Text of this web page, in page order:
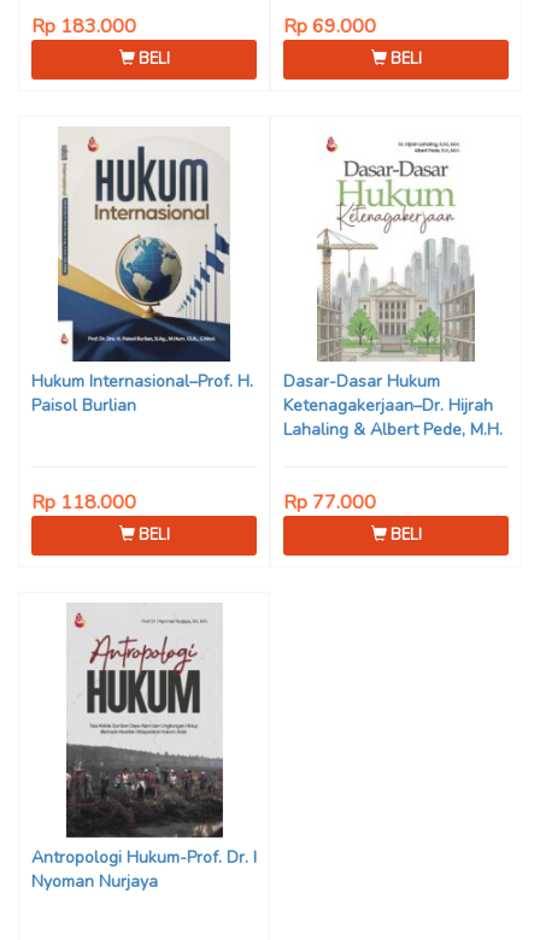
Rp 183.000
BELI
Rp 69.000
BELI
Hukum Internasional–Prof. H.
Paisol Burlian
Rp 118.000
BELI
Dasar-Dasar Hukum
Ketenagakerjaan–Dr. Hijrah
Lahaling & Albert Pede, M.H.
Rp 77.000
BELI
Antropologi Hukum-Prof. Dr. I
Nyoman Nurjaya